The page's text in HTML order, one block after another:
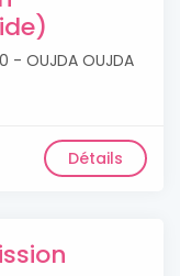
- OUJDA OUJDA
Détails